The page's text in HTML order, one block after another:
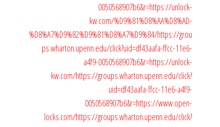
0050568907b6&r=https://unlock-
kw.com/%D9%81%D8%AA%D8%AD-
%D8%A7%D9%82%D9%81%D8%A7%D9%84/https://grou
ps.wharton.upenn.edu/click?uid=df43aafa-ffcc-11e6-
a4f9-0050568907b6&r=https://unlock-
kw.com/https://groups.wharton.upenn.edu/click?
uid=df43aafa-ffcc-11e6-a4f9-
0050568907b6&r=https://www.open-
locks.com/https://groups.wharton.upenn.edu/click?